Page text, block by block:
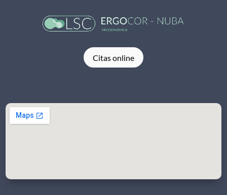
Citas online